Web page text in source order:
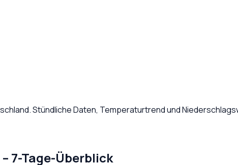
. Stündliche Daten, Temperaturtrend und
– 7-Tage-Überblick